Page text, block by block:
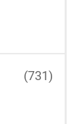
(731)